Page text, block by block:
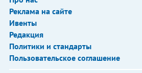
Реклама на сайте
Ивенты
Редакция
Политики и стандарты
Пользовательское соглашение